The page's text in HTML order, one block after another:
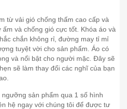
từ vải gió chống thấm cao cấp và
và chống gió cực tốt. Khóa áo và
chắn không rỉ, đường may tỉ mỉ
tuyệt vời cho sản phẩm. Áo có
và nổi bật cho người mặc. Đây sẽ
sẽ làm thay đổi các nghĩ của bạn
sản phẩm qua 1 số hình
hệ ngay với chúng tôi để được tư